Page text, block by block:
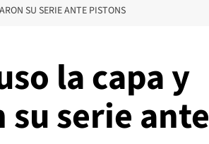
SU SERIE ANTE PISTONS
la capa y
serie ante